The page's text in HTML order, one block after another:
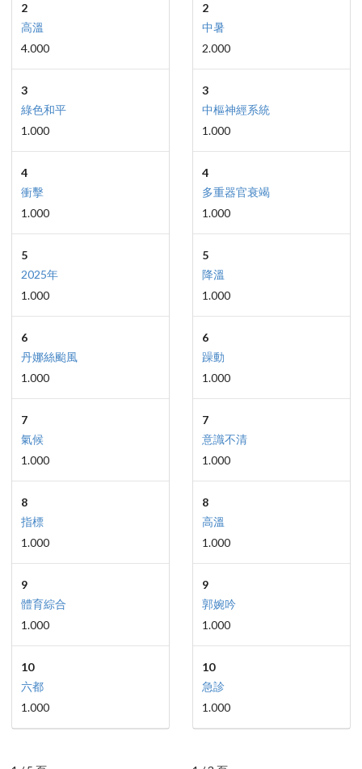
2
高溫
4.000
3
綠色和平
1.000
4
衝擊
1.000
5
2025年
1.000
6
丹娜絲颱風
1.000
7
氣候
1.000
8
指標
1.000
9
體育綜合
1.000
10
六都
1.000
2
中暑
2.000
3
中樞神經系統
1.000
4
多重器官衰竭
1.000
5
降溫
1.000
6
躁動
1.000
7
意識不清
1.000
8
高溫
1.000
9
郭婉吟
1.000
10
急診
1.000